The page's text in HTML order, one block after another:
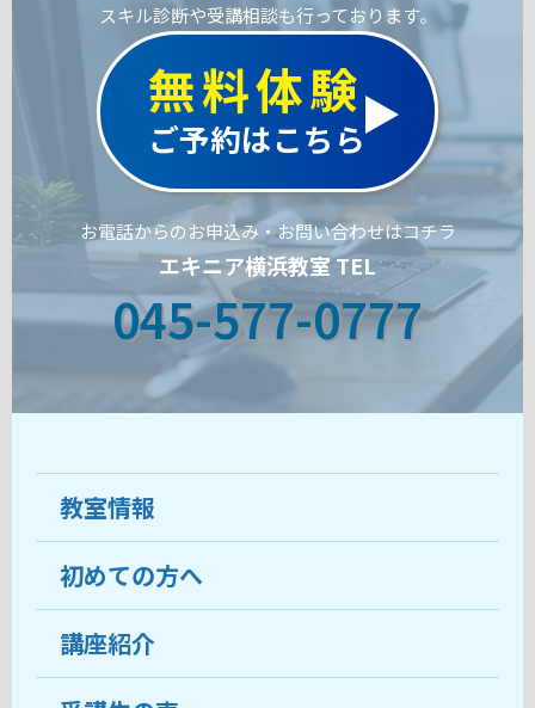
スキル診断や受講相談も行っております。
無料体験
ご予約はこちら
お電話からのお申込み・お問い合わせはコチラ
エキニア横浜教室 TEL
045-577-0777
教室情報
教室について
受講生の声
おすすめ・人気の講座
初めての方へ
ココがおすすめ
講座紹介